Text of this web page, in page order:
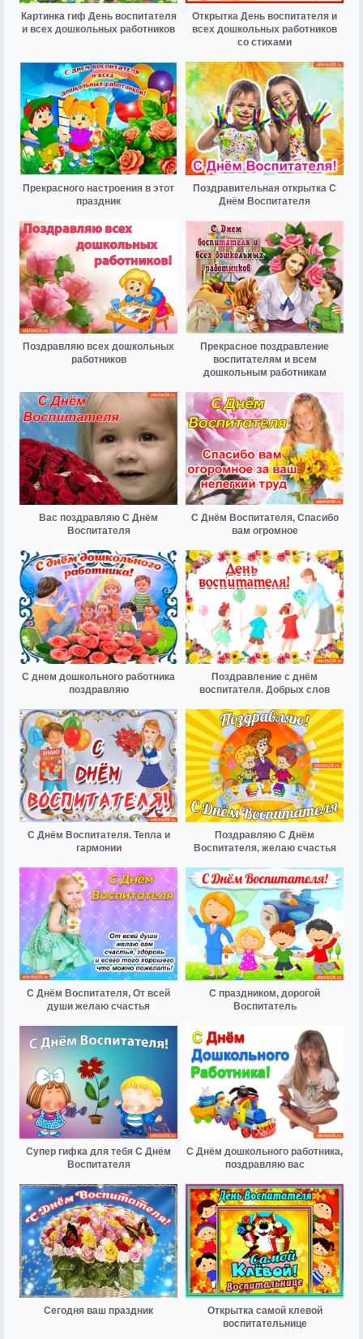
Картинка гиф День воспитателя
и всех дошкольных работников
Открытка День воспитателя и
всех дошкольных работников
со стихами
Прекрасного настроения в этот
праздник
Поздравительная открытка С
Днём Воспитателя
Поздравляю всех дошкольных
работников
Прекрасное поздравление
воспитателям и всем
дошкольным работникам
Вас поздравляю С Днём
Воспитателя
С Днём Воспитателя, Спасибо
вам огромное
С днем дошкольного работника
поздравляю
Поздравление с днём
воспитателя. Добрых слов
С Днём Воспитателя. Тепла и
гармонии
Поздравляю С Днём
Воспитателя, желаю счастья
С Днём Воспитателя, От всей
души желаю счастья
С праздником, дорогой
Воспитатель
Супер гифка для тебя С Днём
Воспитателя
С Днём дошкольного работника,
поздравляю вас
Сегодня ваш праздник
Открытка самой клевой
воспитательнице